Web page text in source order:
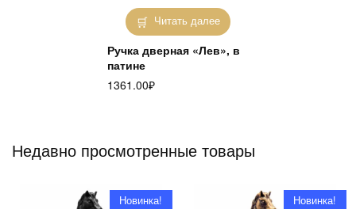
Читать далее
Ручка дверная «Лев», в
патине
1361.00₽
Недавно просмотренные товары
Новинка! Новинка!